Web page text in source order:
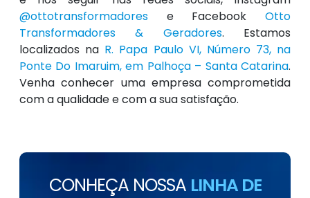
@ottotransformadores e Facebook Otto
Transformadores & Geradores. Estamos
localizados na R. Papa Paulo VI, Número 73, na
Ponte Do Imaruim, em Palhoça – Santa Catarina.
Venha conhecer uma empresa comprometida
com a qualidade e com a sua satisfação.
CONHEÇA NOSSA LINHA DE